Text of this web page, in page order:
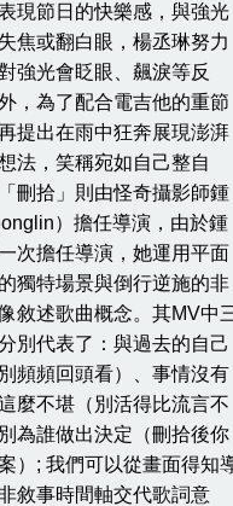
現節日的快樂感，與強光
焦或翻白眼，楊丞琳努力
強光會眨眼、飆淚等反
，為了配合電吉他的重節
提出在雨中狂奔展現澎湃
法，笑稱宛如自己整自
刪拾」則由怪奇攝影師鍾
）擔任導演，由於鍾
次擔任導演，她運用平面
獨特場景與倒行逆施的非
敘述歌曲概念。其MV中
別代表了：與過去的自己
頻頻回頭看）、事情沒有
麼不堪（別活得比流言不
為誰做出決定（刪拾後你
）; 我們可以從畫面得知
敘事時間軸交代歌詞意